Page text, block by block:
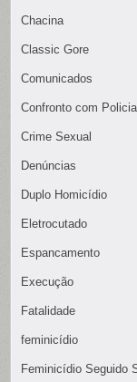
Chacina
Classic Gore
Comunicados
Confronto com
Crime Sexual
Denúncias
Duplo Homicídio
Eletrocutado
Espancamento
Execução
Fatalidade
feminicídio
Feminicídio Seguido